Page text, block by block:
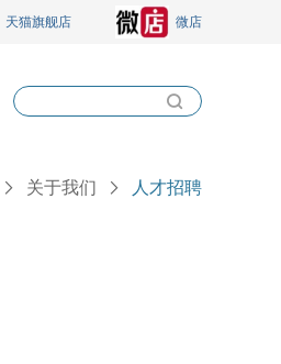
天猫旗舰店 微店
关于我们 人才招聘